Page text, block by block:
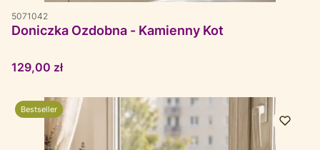
5071042
Doniczka Ozdobna - Kamienny Kot
Cena
129,00 zł
Bestseller